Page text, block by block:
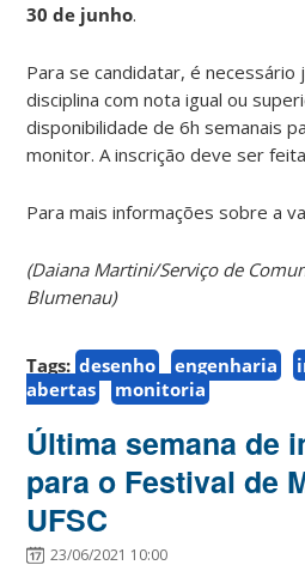
30 de junho.
Para se candidatar, é necessário
disciplina com nota igual ou
disponibilidade de 6h semanais
monitor. A inscrição deve ser
Para mais informações sobre a
(Daiana Martini/Serviço de
Blumenau)
Tags: desenho engenharia
abertas
monitoria
Última semana de
para o Festival de
UFSC
23/06/2021 10:00